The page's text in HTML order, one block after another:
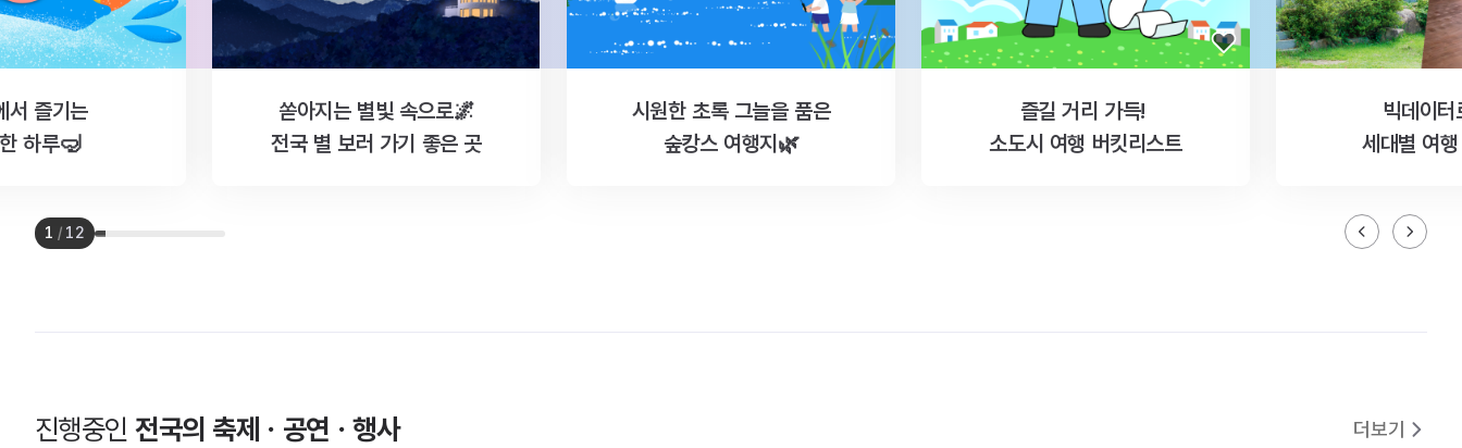
서 즐기는
하루🤿
쏟아지는 별빛 속으로🌌
전국 별 보러 가기 좋은 곳
시원한 초록 그늘을 품은
숲캉스 여행지🌿
즐길 거리 가득!
소도시 여행 버킷리스트
빅데이터
세대별 여
1 / 12
진행중인전국의 축제ㆍ공연ㆍ행사 더보기